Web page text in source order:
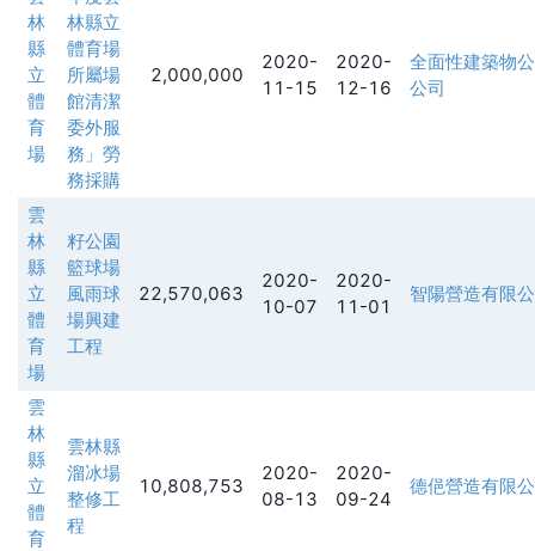
林
縣
立
體
育
場
林縣立
體育場
所屬場
館清潔
委外服
務」勞
務採購
2,000,000
2020-
11-15
2020-
12-16
全面性建築物
公司
雲
林
縣
立
體
育
場
籽公園
籃球場
風雨球
場興建
工程
22,570,063
2020-
10-07
2020-
11-01
智陽營造有限
雲
林
縣
立
體
育
雲林縣
溜冰場
整修工
程
10,808,753
2020-
08-13
2020-
09-24
德俋營造有限